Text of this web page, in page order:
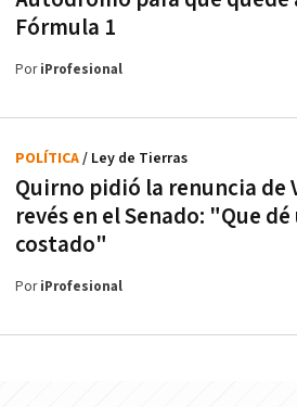
Fórmula 1
PoriProfesional
Quirno pidió la renuncia de
revés en el Senado: "Que
costado"
POLÍTICA/ Ley de Tierras
PoriProfesional